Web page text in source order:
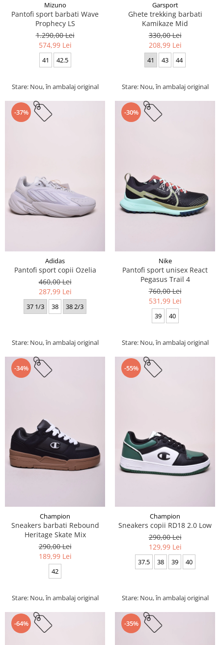
Mizuno
Pantofi sport barbati Wave
Prophecy LS
1.290,00 Lei
574,99 Lei
41 42.5
Stare: Nou, în ambalaj original
Garsport
Ghete trekking barbati
Kamikaze Mid
330,00 Lei
208,99 Lei
41 43 44
Stare: Nou, în ambalaj original
-37%
Adidas
Pantofi sport copii Ozelia
460,00 Lei
287,99 Lei
37 1/3 38 38 2/3
Stare: Nou, în ambalaj original
-30%
Nike
Pantofi sport unisex React
Pegasus Trail 4
760,00 Lei
531,99 Lei
39 40
Stare: Nou, în ambalaj original
-34%
Champion
Sneakers barbati Rebound
Heritage Skate Mix
290,00 Lei
189,99 Lei
42
Stare: Nou, în ambalaj original
-55%
Champion
Sneakers copii RD18 2.0 Low
290,00 Lei
129,99 Lei
37.5 38 39 40
Stare: Nou, în ambalaj original
-64% -35%